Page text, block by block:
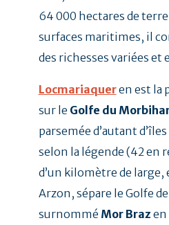
64 000 hectares de
surfaces maritimes, il
des richesses variées et
Locmariaqueren est la
sur le Golfe du
parsemée d’autant
selon la légende (42 en
d’un kilomètre de
Arzon, sépare le Golfe
surnommé Mor Brazen